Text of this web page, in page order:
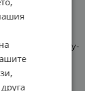
ивици и
оргазъм.
С Easy-
за